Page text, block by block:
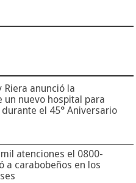
Riera anunció la
un nuevo hospital para
durante el 45° Aniversario
atenciones el 0800-
a carabobeños en los